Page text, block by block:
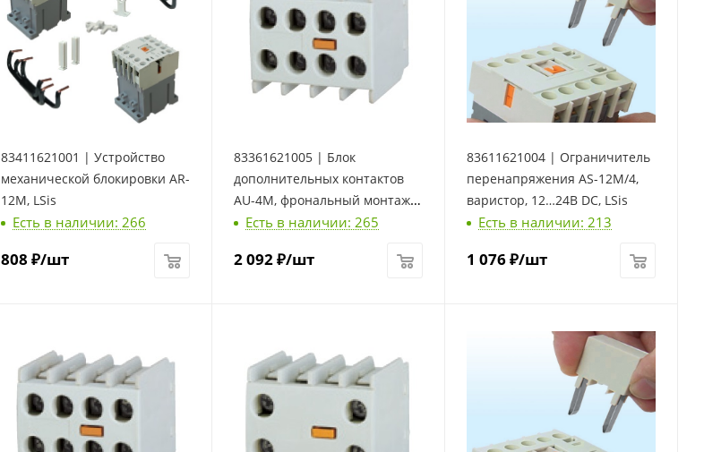
83411621001 | Устройство
механической блокировки AR-
12M, LSis
Есть в наличии: 266
808 ₽/шт
83361621005 | Блок
дополнительных контактов
AU-4M, фрональный монтаж,
2 НО + 2 НЗ, LSis
Есть в наличии: 265
2 092₽/шт
83611621004 | Ограничитель
перенапряжения AS-12M/4,
варистор, 12…24В DC, LSis
Есть в наличии: 213
1 076₽/шт